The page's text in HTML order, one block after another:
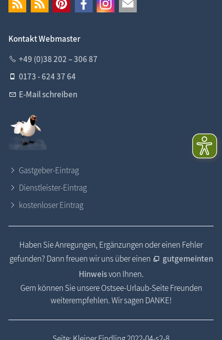
Kontakt Webmaster
+49 (0)38 202 – 306 87
0173 - 624 37 64
E-Mail schreiben
Gastgeber-Eintrag
Dienstleister-Eintrag
kostenloser Eintrag
Haben Sie Anregungen, Ergänzungen oder einen Fehler
gefunden? Dann freuen wir uns über einen
gutgemeinten
Hinweisvon Ihnen.
Gern können Sie unsere Ostsee-Urlaub-Seite Freunden
weiterempfehlen. Wir sagen DANKE!